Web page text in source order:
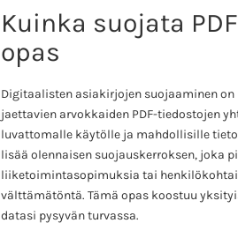
Kuinka suojata
opas
Digitaalisten asiakirjojen suojaaminen
jaettavien arvokkaiden PDF-tiedostojen
luvattomalle käytölle ja mahdollisille
lisää olennaisen suojauskerroksen, joka
liiketoimintasopimuksia tai
välttämätöntä. Tämä opas koostuu
datasi pysyvän turvassa.